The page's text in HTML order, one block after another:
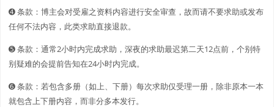
➍ 条款：博主会对受雇之资料内容进行安全审查，故而请不要求助或发布
任何不法内容，此类求助直接退款。
➎ 条款：通常2小时内完成求助，深夜的求助最迟第二天12点前，个别特
别疑难的会提前告知在24小时内完成。
➏ 条款：若包含多册（如上、下册）每次求助仅受理一册，除非原本一本
就包含上下册内容，而非分多本发行。